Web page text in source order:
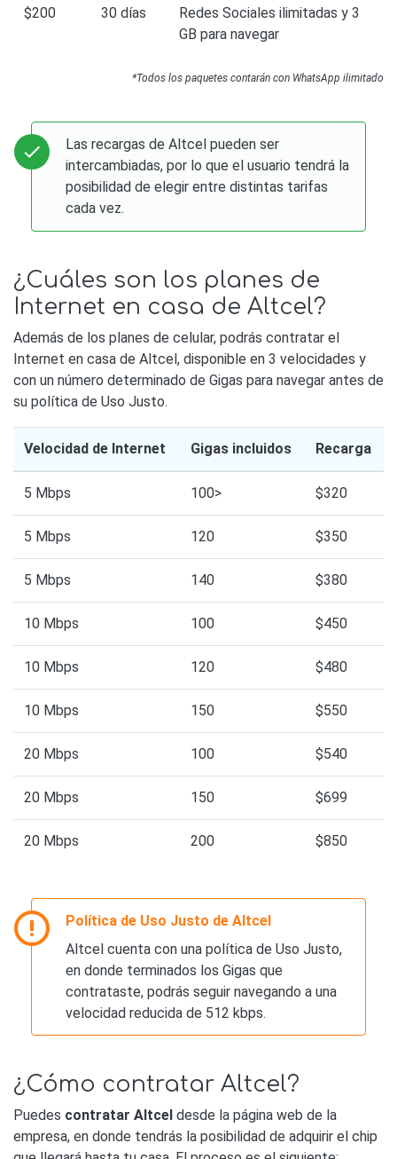
$200 30 días
Redes Sociales ilimitadas y 3
GB para navegar
*Todos los paquetes contarán con WhatsApp ilimitado
Las recargas de Altcel pueden ser
intercambiadas, por lo que el usuario tendrá la
posibilidad de elegir entre distintas tarifas
cada vez.
¿Cuáles son los planes de
Internet en casa de Altcel?
Además de los planes de celular, podrás contratar el
Internet en casa de Altcel, disponible en 3 velocidades y
con un número determinado de Gigas para navegar antes de
su política de Uso Justo.
Velocidad de Internet Gigas incluidos Recarga
5 Mbps 100> $320
5 Mbps 120 $350
5 Mbps 140 $380
10 Mbps 100 $450
10 Mbps 120 $480
10 Mbps 150 $550
20 Mbps 100 $540
20 Mbps 150 $699
20 Mbps 200 $850
Política de Uso Justo de Altcel
Altcel cuenta con una política de Uso Justo,
en donde terminados los Gigas que
contrataste, podrás seguir navegando a una
velocidad reducida de 512 kbps.
¿Cómo contratar Altcel?
Puedes contratar Altcel desde la página web de la
empresa, en donde tendrás la posibilidad de adquirir el chip